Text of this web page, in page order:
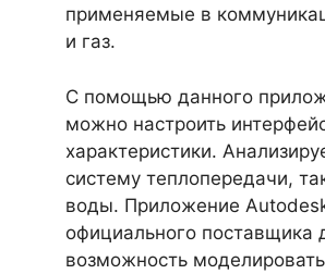
применяемые в
и газ.
С помощью данного
можно настроить
характеристики.
систему теплопередачи,
воды. Приложение
официального поставщика
возможность